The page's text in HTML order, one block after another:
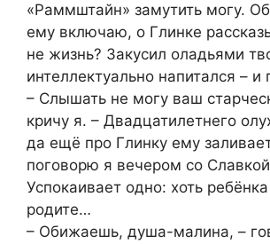
«Раммштайн» замутить могу.
ему включаю, о Глинке
не жизнь? Закусил оладьями
интеллектуально напитался – и
– Слышать не могу ваш
кричу я. – Двадцатилетнего
да ещё про Глинку ему
поговорю я вечером со
Успокаивает одно: хоть
родите…
– Обижаешь, душа-малина, –